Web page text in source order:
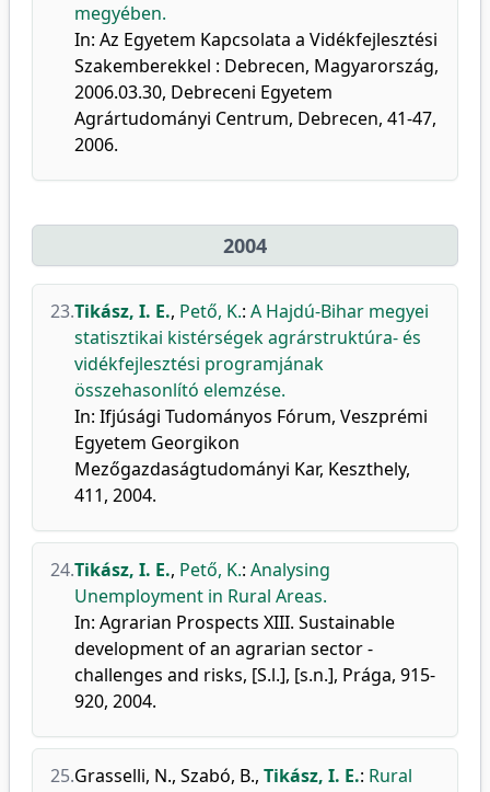
megyében.
In: Az Egyetem Kapcsolata a Vidékfejlesztési
Szakemberekkel : Debrecen, Magyarország,
2006.03.30, Debreceni Egyetem
Agrártudományi Centrum, Debrecen, 41-47,
2006.
2004
23.Tikász, I. E., Pető, K.: A Hajdú-Bihar megyei
statisztikai kistérségek agrárstruktúra- és
vidékfejlesztési programjának
összehasonlító elemzése.
In: Ifjúsági Tudományos Fórum, Veszprémi
Egyetem Georgikon
Mezőgazdaságtudományi Kar, Keszthely,
411, 2004.
24.Tikász, I. E., Pető, K.: Analysing
Unemployment in Rural Areas.
In: Agrarian Prospects XIII. Sustainable
development of an agrarian sector -
challenges and risks, [S.l.], [s.n.], Prága, 915-
920, 2004.
25.Grasselli, N., Szabó, B., Tikász, I. E.: Rural